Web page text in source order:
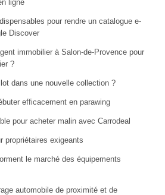
ligne
pour rendre un catalogue e-
Discover
immobilier à Salon-de-Provence pour
?
dans une nouvelle collection ?
efficacement en parawing
pour acheter malin avec Carrodeal
propriétaires exigeants
le marché des équipements
automobile de proximité et de